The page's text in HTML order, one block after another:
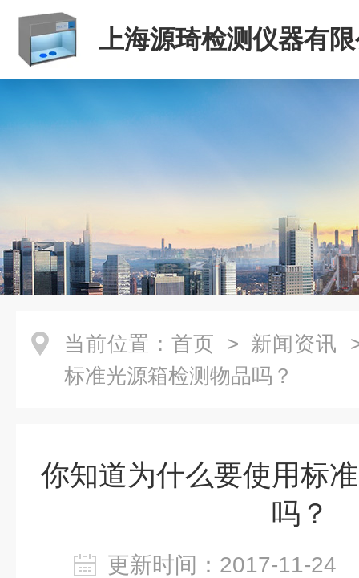
上海源琦检测仪器有
当前位置： 首页 > 新闻资讯
标准光源箱检测物品吗？
你知道为什么要使用标
吗？
更新时间：2017-11-